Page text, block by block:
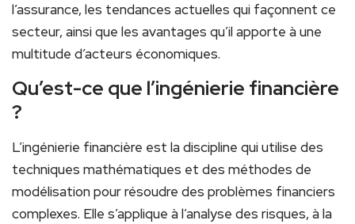
l’assurance, ‌les ‍tendances actuelles qui⁤ façonnent ce
secteur,⁢ ainsi que les avantages qu’il apporte à une
multitude d’acteurs économiques.
Qu’est-ce que l’ingénierie​ financière
?
L’ingénierie financière est la discipline qui utilise des
techniques mathématiques et des méthodes de
modélisation pour résoudre ‌des ⁣problèmes financiers
complexes. Elle s’applique à ⁣l’analyse des risques, à la